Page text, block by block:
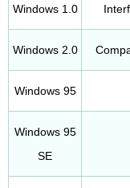
Windows 1.0
Windows 2.0
Windows 95
Windows 95
SE